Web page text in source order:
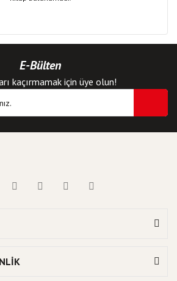
E-Bülten
kaçırmamak için üye olun!